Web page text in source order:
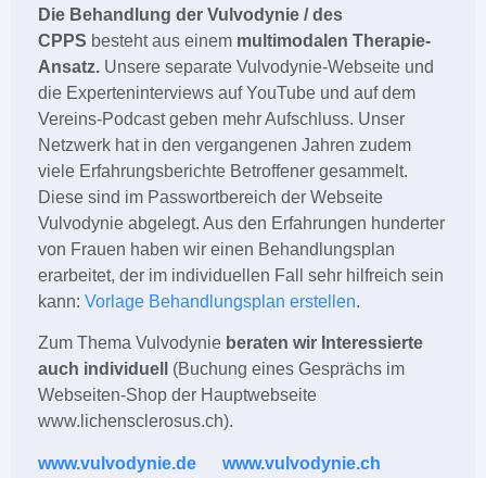
Die Behandlung der Vulvodynie / des
CPPS besteht aus einem multimodalen Therapie-
Ansatz. Unsere separate Vulvodynie-Webseite und
die Experteninterviews auf YouTube und auf dem
Vereins-Podcast geben mehr Aufschluss. Unser
Netzwerk hat in den vergangenen Jahren zudem
viele Erfahrungsberichte Betroffener gesammelt.
Diese sind im Passwortbereich der Webseite
Vulvodynie abgelegt. Aus den Erfahrungen hunderter
von Frauen haben wir einen Behandlungsplan
erarbeitet, der im individuellen Fall sehr hilfreich sein
kann: Vorlage Behandlungsplan erstellen.
Zum Thema Vulvodynie beraten wir Interessierte
auch individuell
(Buchung eines Gesprächs im
Webseiten-Shop der Hauptwebseite
www.lichensclerosus.ch).
www.vulvodynie.de
www.vulvodynie.ch